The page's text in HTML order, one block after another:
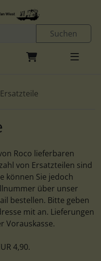
Springe zum Inhalt
Suchen
Roco lieferbaren
von Ersatzteilen sind
können Sie jedoch
über unser
bestellen. Bitte geben
mit an. Lieferungen
Vorauskasse.
4,90.